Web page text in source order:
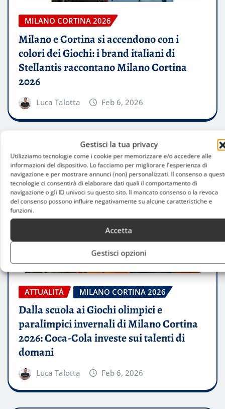
Gestisci la tua privacy
Utilizziamo tecnologie come i cookie per memorizzare e/o accedere alle
informazioni del dispositivo. Lo facciamo per migliorare l'esperienza di
navigazione e per mostrare annunci (non) personalizzati. Il consenso a
tecnologie ci consentirà di elaborare dati quali il comportamento di
navigazione o gli ID univoci su questo sito. Il mancato consenso o la revoca
del consenso possono influire negativamente su alcune caratteristiche e
funzioni.
Accetta
Gestisci opzioni
MILANO CORTINA 2026
Milano e Cortina si accendono con i
colori dei Giochi: i brand italiani di
Stellantis raccontano Milano Cortina
2026
Luca Talotta Feb 6, 2026
ATTUALITÀ MILANO CORTINA 2026
Dalla scuola ai Giochi olimpici e
paralimpici invernali di Milano Cortina
2026: Coca-Cola investe sui talenti di
domani
Luca Talotta Feb 6, 2026